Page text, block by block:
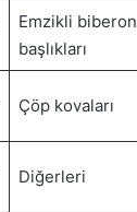
Emzikli biberon
başlıkları
Çöp kovaları
Diğerleri